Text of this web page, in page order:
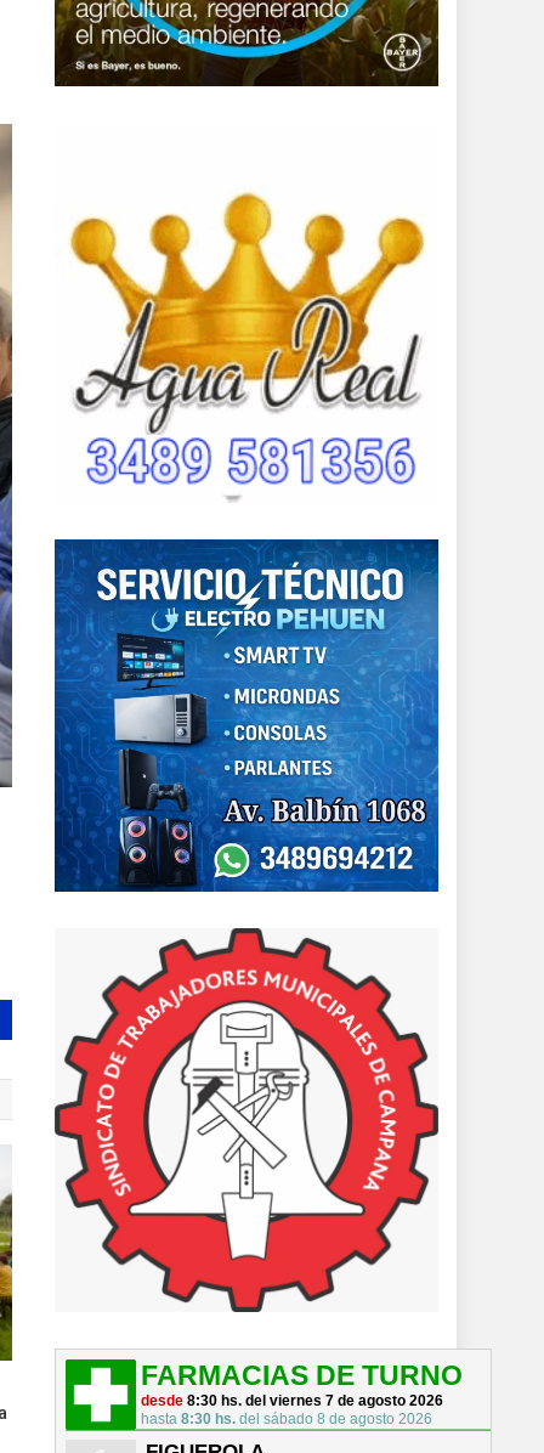
FARMACIAS DE TURNO
desde 8:30 hs. del viernes 7 de agosto 2026
hasta 8:30 hs.del sábado 8 de agosto 2026